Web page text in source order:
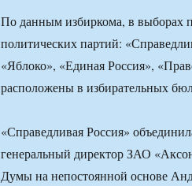
По данным избиркома, в выборах
политических партий:
«Яблоко», «Единая Россия»,
расположены в избирательных
«Справедливая Россия»
генеральный директор ЗАО
Думы на непостоянной основе